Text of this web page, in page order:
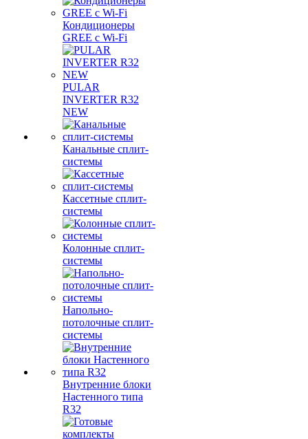
Кондиционеры
GREE с Wi-Fi
PULAR
INVERTER R32
NEW
Канальные сплит-
системы
Кассетные сплит-
системы
Колонные сплит-
системы
Напольно-
потолочные сплит-
системы
Внутренние блоки
Настенного типа
R32